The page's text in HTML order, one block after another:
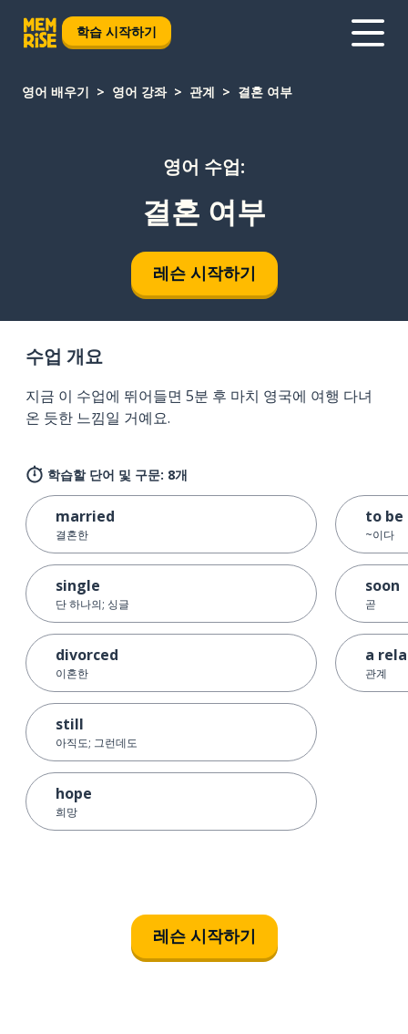
학습 시작하기
영어 배우기 영어 강좌 관계 결혼 여부
영어 수업:
결혼 여부
레슨 시작하기
수업 개요
지금 이 수업에 뛰어들면 5분 후 마치 영국에 여행 다녀
온 듯한 느낌일 거예요.
학습할 단어 및 구문: 8개
married
결혼한
single
단 하나의; 싱글
divorced
이혼한
still
아직도; 그런데도
hope
희망
to be
~이다
soon
곧
a
관계
레슨 시작하기